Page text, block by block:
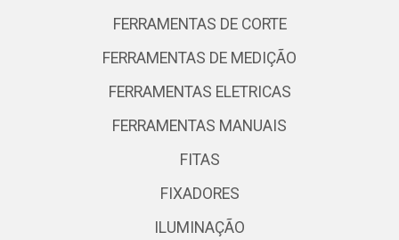
FERRAMENTAS DE CORTE
FERRAMENTAS DE MEDIÇÃO
FERRAMENTAS ELETRICAS
FERRAMENTAS MANUAIS
FITAS
FIXADORES
ILUMINAÇÃO